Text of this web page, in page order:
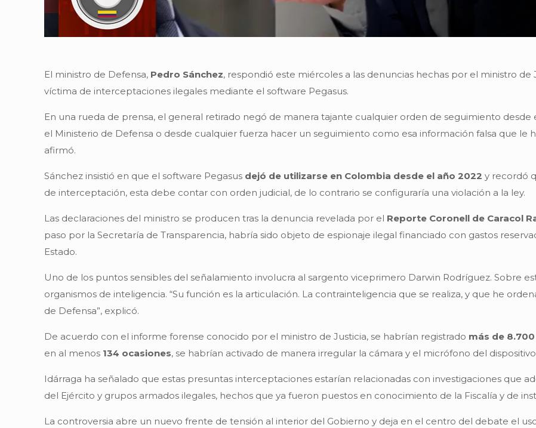
El ministro de Defensa, Pedro Sánchez, respondió este miércoles a las denuncias hechas por el ministro de
víctima de interceptaciones ilegales mediante el software Pegasus.
En una rueda de prensa, el general retirado negó de manera tajante cualquier orden de seguimiento desde
el Ministerio de Defensa o desde cualquier fuerza hacer un seguimiento como esa información falsa que le
afirmó.
Sánchez insistió en que el software Pegasus dejó de utilizarse en Colombia desde el año 2022 y recordó
de interceptación, esta debe contar con orden judicial, de lo contrario se configuraría una violación a la ley.
Las declaraciones del ministro se producen tras la denuncia revelada por el Reporte Coronell de Caracol
paso por la Secretaría de Transparencia, habría sido objeto de espionaje ilegal financiado con gastos
Estado.
Uno de los puntos sensibles del señalamiento involucra al sargento viceprimero Darwin Rodríguez. Sobre
organismos de inteligencia. “Su función es la articulación. La contrainteligencia que se realiza, y que he
de Defensa”, explicó.
De acuerdo con el informe forense conocido por el ministro de Justicia, se habrían registrado más de
en al menos 134 ocasiones, se habrían activado de manera irregular la cámara y el micrófono del
Idárraga ha señalado que estas presuntas interceptaciones estarían relacionadas con investigaciones que
del Ejército y grupos armados ilegales, hechos que ya fueron puestos en conocimiento de la Fiscalía y de
La controversia abre un nuevo frente de tensión al interior del Gobierno y deja en el centro del debate el